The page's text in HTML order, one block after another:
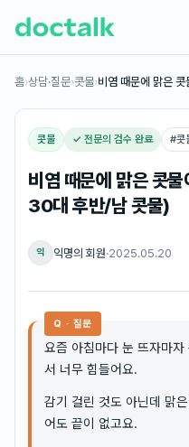
홈›상담·질문›콧물›비염 때문에 맑은
콧물 ✓ 전문의 검수 완료 #콧
비염 때문에 맑은 콧
30대 후반/남 콧물)
익 익명의 회원·2025.05.20
Q · 질문
요즘 아침마다 눈 뜨자마
서 너무 힘들어요.
감기 걸린 것도 아닌데 맑
어도 끝이 없고요.